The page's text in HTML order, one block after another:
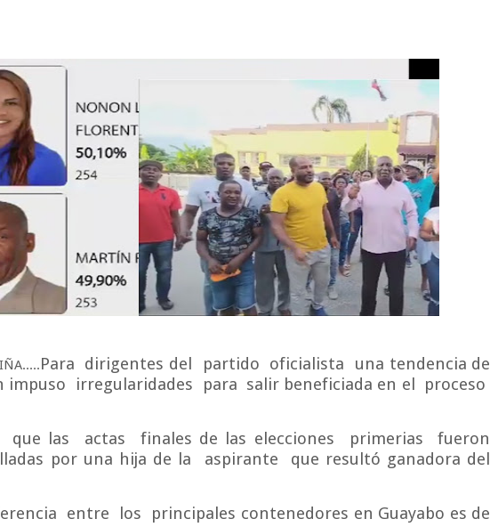
Para dirigentes del partido oficialista
una tendencia de
impuso
irregularidades para salir beneficiada en el
proceso
que las actas finales de las elecciones primerias
fueron
por una hija de la aspirante
que resultó ganadora del
entre los principales contenedores en Guayabo es de